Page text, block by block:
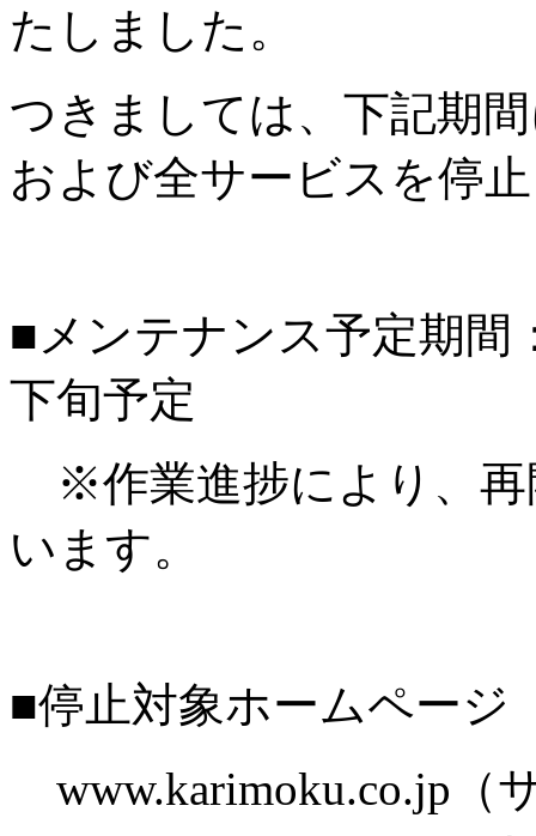
たしました。
つきましては、下記期
および全サービスを停
■メンテナンス予定期間
下旬予定
※作業進捗により、再
います。
■停止対象ホームページ
www.karimoku.co.jp（